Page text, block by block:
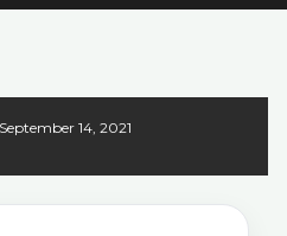
14, 2021